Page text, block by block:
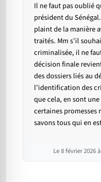
Il ne faut pas oublié
président du
plaint de la manière
traités. Mm s’il
criminalisée, il ne
décision finale
des dossiers liés au
l’identification des
que cela, en sont
certaines promesses
savons tous qui en
Le 8 février 2026